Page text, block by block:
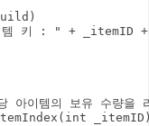
: " + _itemID +
아이템의 보유 수량을